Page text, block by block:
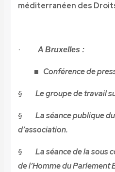
méditerranéen des
· A Bruxelles :
■ Conférence de
§ Le groupe de travail
§ La séance publique
d’association.
§ La séance de la sous
de l’Homme du Parlement